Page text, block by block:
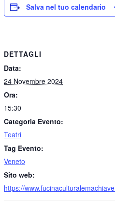
Salva nel tuo calendario
DETTAGLI
Data:
24 Novembre 2024
Ora:
15:30
Categoria Evento:
Teatri
Tag Evento:
Veneto
Sito web:
https://